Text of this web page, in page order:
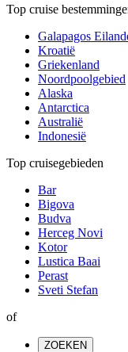
Top cruise
Galapagos
Kroatië
Griekenland
Noordpoolgebied
Alaska
Antarctica
Australië
Indonesië
Top cruisegebieden
Bar
Bigova
Budva
Herceg Novi
Kotor
Lustica Baai
Perast
Sveti Stefan
of
ZOEKEN